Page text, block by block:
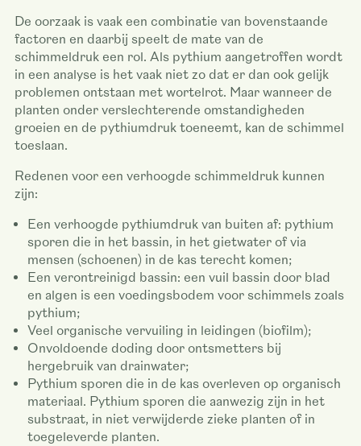
De oorzaak is vaak een combinatie van bovenstaande
factoren en daarbij speelt de mate van de
schimmeldruk een rol. Als pythium aangetroffen wordt
in een analyse is het vaak niet zo dat er dan ook gelijk
problemen ontstaan met wortelrot. Maar wanneer de
planten onder verslechterende omstandigheden
groeien en de pythiumdruk toeneemt, kan de schimmel
toeslaan.
Redenen voor een verhoogde schimmeldruk kunnen
zijn:
Een verhoogde pythiumdruk van buiten af: pythium
sporen die in het bassin, in het gietwater of via
mensen (schoenen) in de kas terecht komen;
Een verontreinigd bassin: een vuil bassin door blad
en algen is een voedingsbodem voor schimmels zoals
pythium;
Veel organische vervuiling in leidingen (biofilm);
Onvoldoende doding door ontsmetters bij
hergebruik van drainwater;
Pythium sporen die in de kas overleven op organisch
materiaal. Pythium sporen die aanwezig zijn in het
substraat, in niet verwijderde zieke planten of in
toegeleverde planten.